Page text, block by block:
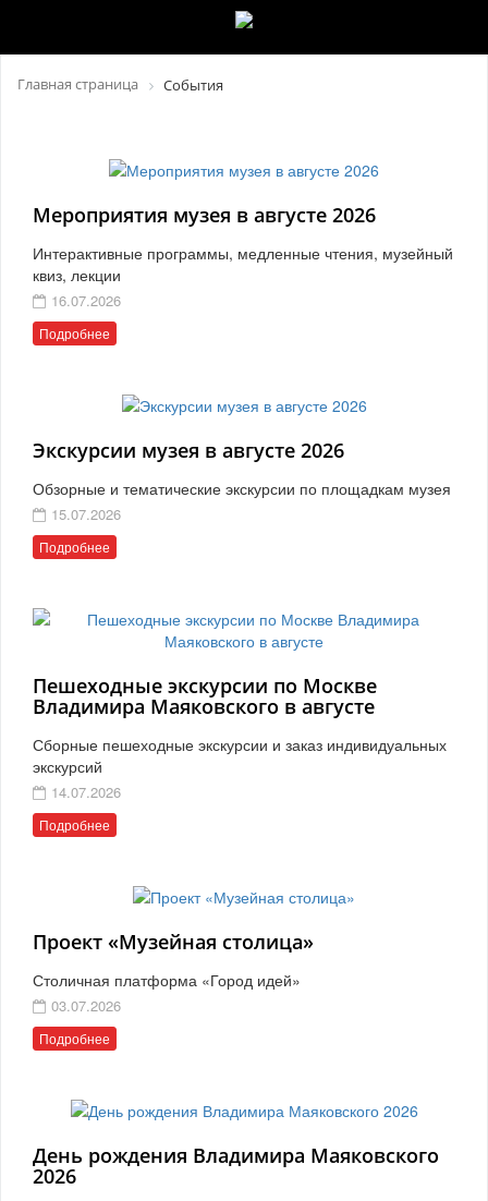
Главная страница События
Мероприятия музея в августе 2026
Интерактивные программы, медленные чтения, музейный
квиз, лекции
16.07.2026
Подробнее
Экскурсии музея в августе 2026
Обзорные и тематические экскурсии по площадкам музея
15.07.2026
Подробнее
Пешеходные экскурсии по Москве
Владимира Маяковского в августе
Сборные пешеходные экскурсии и заказ индивидуальных
экскурсий
14.07.2026
Подробнее
Проект «Музейная столица»
Столичная платформа «Город идей»
03.07.2026
Подробнее
День рождения Владимира Маяковского
2026